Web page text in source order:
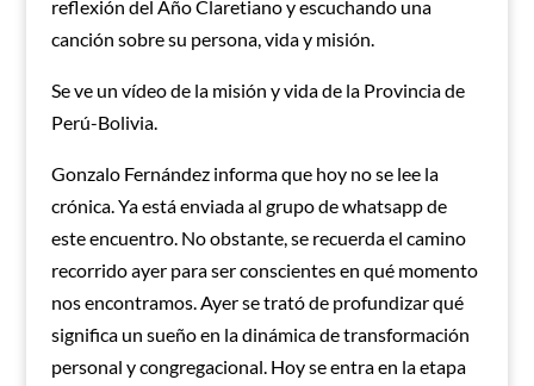
reflexión del Año Claretiano y escuchando una
canción sobre su persona, vida y misión.
Se ve un vídeo de la misión y vida de la Provincia de
Perú-Bolivia.
Gonzalo Fernández informa que hoy no se lee la
crónica. Ya está enviada al grupo de whatsapp de
este encuentro. No obstante, se recuerda el camino
recorrido ayer para ser conscientes en qué momento
nos encontramos. Ayer se trató de profundizar qué
significa un sueño en la dinámica de transformación
personal y congregacional. Hoy se entra en la etapa